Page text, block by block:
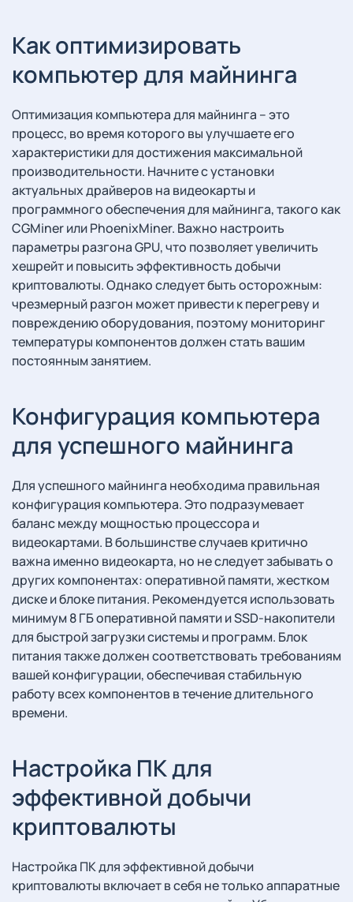
Как оптимизировать
компьютер для майнинга
Оптимизация компьютера для майнинга – это
процесс, во время которого вы улучшаете его
характеристики для достижения максимальной
производительности. Начните с установки
актуальных драйверов на видеокарты и
программного обеспечения для майнинга, такого как
CGMiner или PhoenixMiner. Важно настроить
параметры разгона GPU, что позволяет увеличить
хешрейт и повысить эффективность добычи
криптовалюты. Однако следует быть осторожным:
чрезмерный разгон может привести к перегреву и
повреждению оборудования, поэтому мониторинг
температуры компонентов должен стать вашим
постоянным занятием.
Конфигурация компьютера
для успешного майнинга
Для успешного майнинга необходима правильная
конфигурация компьютера. Это подразумевает
баланс между мощностью процессора и
видеокартами. В большинстве случаев критично
важна именно видеокарта, но не следует забывать о
других компонентах: оперативной памяти, жестком
диске и блоке питания. Рекомендуется использовать
минимум 8 ГБ оперативной памяти и SSD-накопители
для быстрой загрузки системы и программ. Блок
питания также должен соответствовать требованиям
вашей конфигурации, обеспечивая стабильную
работу всех компонентов в течение длительного
времени.
Настройка ПК для
эффективной добычи
криптовалюты
Настройка ПК для эффективной добычи
криптовалюты включает в себя не только аппаратные